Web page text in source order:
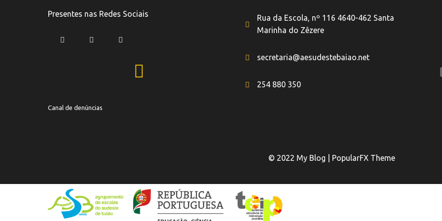
Presentes nas Redes Sociais
Canal de denúncias
Rua da Escola, nº 116 4640-462 Santa
Marinha do Zêzere
secretaria@aesudestebaiao.net
254 880 350
© 2022 My Blog | PopularFX Theme